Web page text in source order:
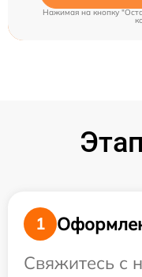
Нажимая на кнопку
1
Свяжитесь с